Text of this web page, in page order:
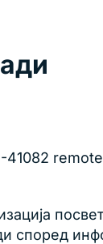
41082
според